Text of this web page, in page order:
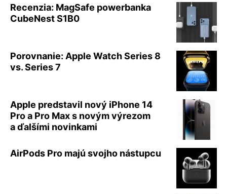
Recenzia: MagSafe powerbanka
CubeNest S1B0
Porovnanie: Apple Watch Series 8
vs. Series 7
Apple predstavil nový iPhone 14
Pro a Pro Max s novým výrezom
a ďalšími novinkami
AirPods Pro majú svojho nástupcu